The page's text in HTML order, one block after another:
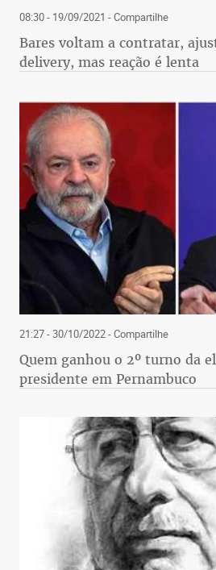
08:30 - 19/09/2021 - Compartilhe
Bares voltam a contratar,
delivery, mas reação é lenta
21:27 - 30/10/2022- Compartilhe
Quem ganhou o 2º turno da
presidente em Pernambuco